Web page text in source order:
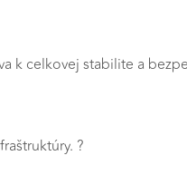
celkovej stabilite a
?️